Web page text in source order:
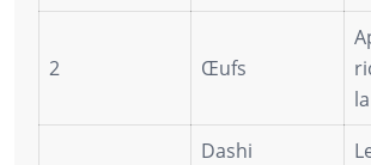
2 Œufs
Dashi